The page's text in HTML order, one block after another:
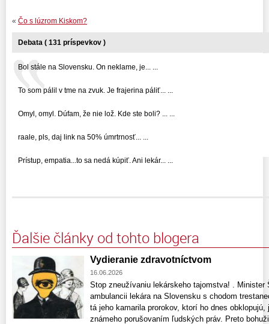
« Čo s lúzrom Kiskom?
Debata ( 131 príspevkov )
Bol stále na Slovensku. On neklame, je... ...
To som pálil v tme na zvuk. Je frajerina páliť... ...
Omyl, omyl. Dúfam, že nie lož. Kde ste boli? ... ...
raale, pls, daj link na 50% úmrtrnosť... ...
Prístup, empatia...to sa nedá kúpiť. Ani lekár... ...
Ďalšie články od tohto blogera
Vydieranie zdravotníctvom
16.06.2026
Stop zneužívaniu lekárskeho tajomstva! .
ambulancii lekára na Slovensku s chodom
tá jeho kamarila prorokov, ktorí ho dnes
známeho porušovaním ľudských práv. Preto